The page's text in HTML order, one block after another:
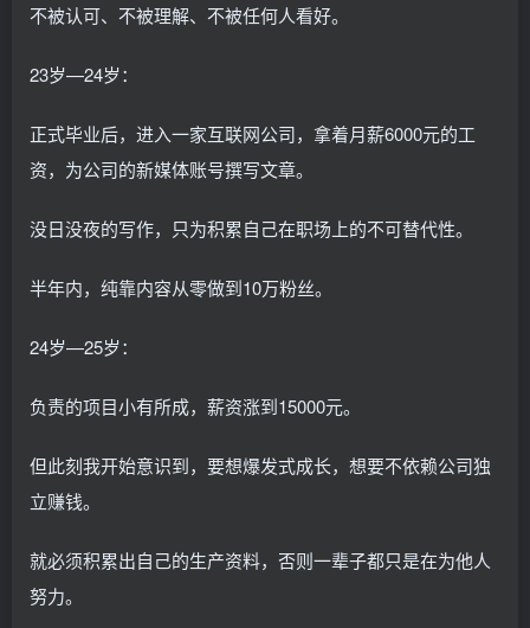
不被认可、不被理解、不被任何人看好。
23岁—24岁：
正式毕业后，进入一家互联网公司，拿着月薪6000元的工
资，为公司的新媒体账号撰写文章。
没日没夜的写作，只为积累自己在职场上的不可替代性。
半年内，纯靠内容从零做到10万粉丝。
24岁—25岁：
负责的项目小有所成，薪资涨到15000元。
但此刻我开始意识到，要想爆发式成长，想要不依赖公司独
立赚钱。
就必须积累出自己的生产资料，否则一辈子都只是在为他人
努力。